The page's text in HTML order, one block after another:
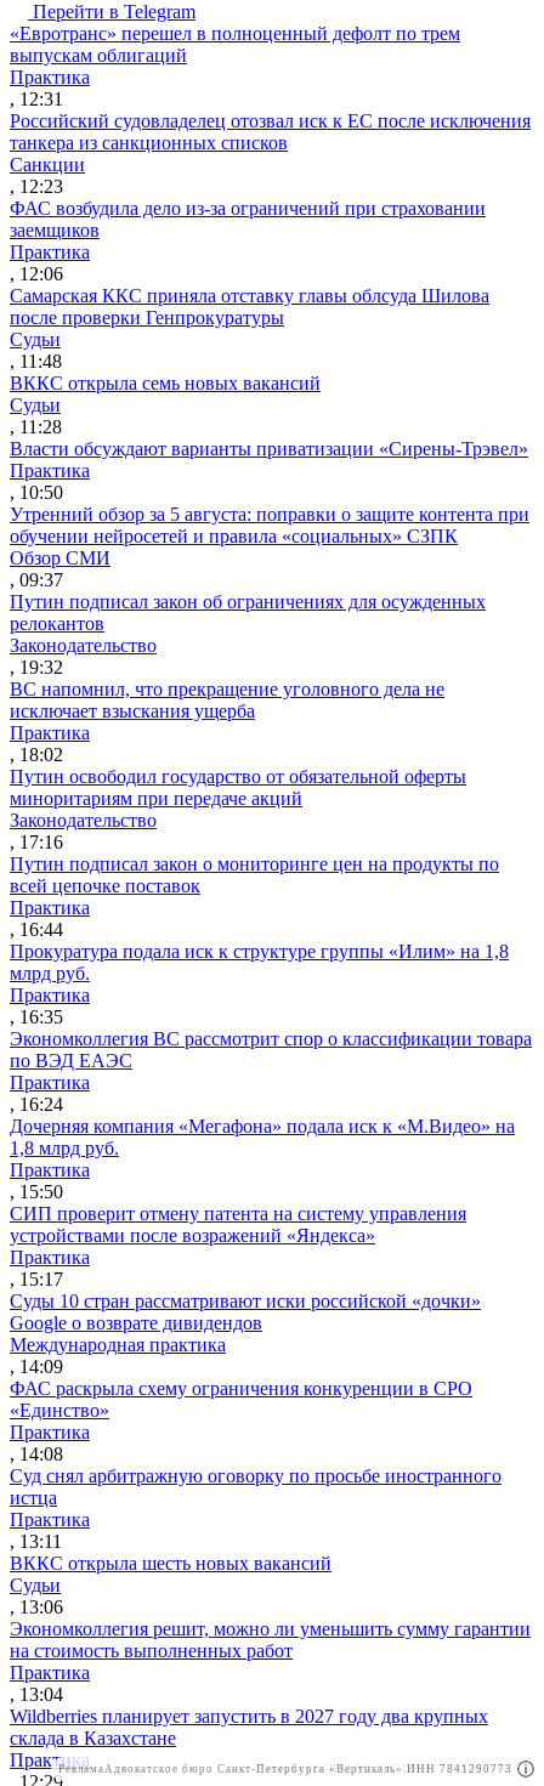
РекламаАО"ПРАВО.РУ" ИНН: 7708095468
Перейти в Telegram
«Евротранс» перешел в полноценный дефолт по трем
выпускам облигаций
Практика
, 12:31
Российский судовладелец отозвал иск к ЕС после исключения
танкера из санкционных списков
Санкции
, 12:23
ФАС возбудила дело из-за ограничений при страховании
заемщиков
Практика
, 12:06
Самарская ККС приняла отставку главы облсуда Шилова
после проверки Генпрокуратуры
Судьи
, 11:48
ВККС открыла семь новых вакансий
Судьи
, 11:28
Власти обсуждают варианты приватизации «Сирены-Трэвел»
Практика
, 10:50
Утренний обзор за 5 августа: поправки о защите контента при
обучении нейросетей и правила «социальных» СЗПК
Обзор СМИ
, 09:37
Путин подписал закон об ограничениях для осужденных
релокантов
Законодательство
, 19:32
ВС напомнил, что прекращение уголовного дела не
исключает взыскания ущерба
Практика
, 18:02
Путин освободил государство от обязательной оферты
миноритариям при передаче акций
Законодательство
, 17:16
Путин подписал закон о мониторинге цен на продукты по
всей цепочке поставок
Практика
, 16:44
Прокуратура подала иск к структуре группы «Илим» на 1,8
млрд руб.
Практика
, 16:35
Экономколлегия ВС рассмотрит спор о классификации товара
по ВЭД ЕАЭС
Практика
, 16:24
Дочерняя компания «Мегафона» подала иск к «М.Видео» на
1,8 млрд руб.
Практика
, 15:50
СИП проверит отмену патента на систему управления
устройствами после возражений «Яндекса»
Практика
, 15:17
Суды 10 стран рассматривают иски российской «дочки»
Google о возврате дивидендов
Международная практика
, 14:09
ФАС раскрыла схему ограничения конкуренции в СРО
«Единство»
Практика
, 14:08
Суд снял арбитражную оговорку по просьбе иностранного
истца
Практика
, 13:11
ВККС открыла шесть новых вакансий
Судьи
, 13:06
Экономколлегия решит, можно ли уменьшить сумму гарантии
на стоимость выполненных работ
Практика
, 13:04
Wildberries планирует запустить в 2027 году два крупных
склада в Казахстане
Практика
, 12:29
Реклама Адвокатское бюро Санкт-Петербурга «Вертикаль» ИНН 7841290773